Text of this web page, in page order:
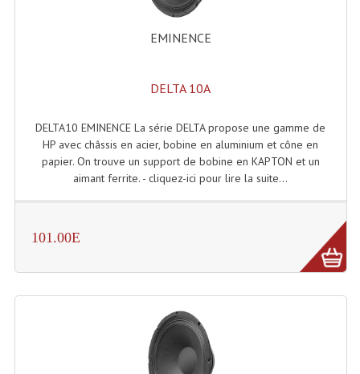
Disque LD (30 Cm.)
TARIF ET CATALOGUE DE LOCATION
CRÉER UN COMPTE
EMINENCE
DELTA 10A
DELTA10 EMINENCE La série DELTA propose une gamme de
HP avec châssis en acier, bobine en aluminium et cône en
papier. On trouve un support de bobine en KAPTON et un
aimant ferrite. - cliquez-ici pour lire la suite...
101.00E